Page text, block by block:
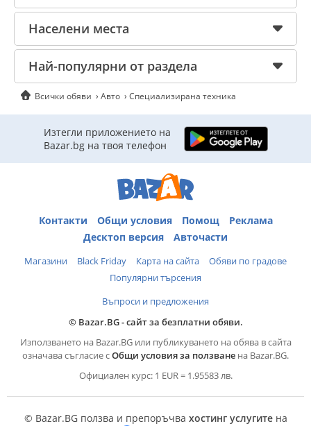
Населени места
Най-популярни от раздела
Всички обяви Авто Специализирана техника
Изтегли приложението на
Bazar.bg на твоя телефон
Контакти Общи условия Помощ
Реклама
Десктоп версия
Авточасти
Магазини Black Friday Карта на сайта
Обяви по градове
Популярни търсения
Въпроси и предложения
© Bazar.BG - сайт за безплатни обяви.
Използването на Bazar.BG или публикуването на обява в сайта
означава съгласие сОбщи условия за ползване на Bazar.BG.
Официален курс: 1 EUR = 1.95583 лв.
© Bazar.BG ползва и препоръчва хостинг услугитена